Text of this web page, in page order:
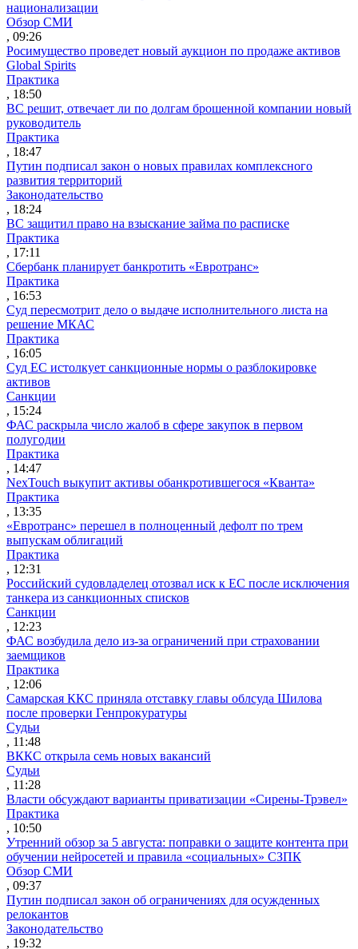
национализации
Обзор СМИ
, 09:26
Росимущество проведет новый аукцион по продаже активов
Global Spirits
Практика
, 18:50
ВС решит, отвечает ли по долгам брошенной компании новый
руководитель
Практика
, 18:47
Путин подписал закон о новых правилах комплексного
развития территорий
Законодательство
, 18:24
ВС защитил право на взыскание займа по расписке
Практика
, 17:11
Сбербанк планирует банкротить «Евротранс»
Практика
, 16:53
Суд пересмотрит дело о выдаче исполнительного листа на
решение МКАС
Практика
, 16:05
Суд ЕС истолкует санкционные нормы о разблокировке
активов
Санкции
, 15:24
ФАС раскрыла число жалоб в сфере закупок в первом
полугодии
Практика
, 14:47
NexTouch выкупит активы обанкротившегося «Кванта»
Практика
, 13:35
«Евротранс» перешел в полноценный дефолт по трем
выпускам облигаций
Практика
, 12:31
Российский судовладелец отозвал иск к ЕС после исключения
танкера из санкционных списков
Санкции
, 12:23
ФАС возбудила дело из-за ограничений при страховании
заемщиков
Практика
, 12:06
Самарская ККС приняла отставку главы облсуда Шилова
после проверки Генпрокуратуры
Судьи
, 11:48
ВККС открыла семь новых вакансий
Судьи
, 11:28
Власти обсуждают варианты приватизации «Сирены-Трэвел»
Практика
, 10:50
Утренний обзор за 5 августа: поправки о защите контента при
обучении нейросетей и правила «социальных» СЗПК
Обзор СМИ
, 09:37
Путин подписал закон об ограничениях для осужденных
релокантов
Законодательство
, 19:32